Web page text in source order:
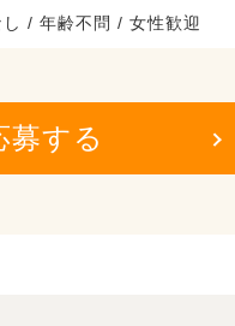
/ 年齢不問 / 女性歓迎
募する